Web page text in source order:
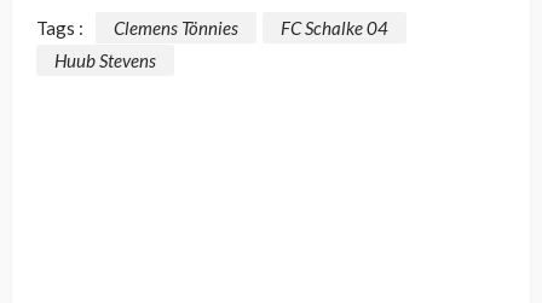
Tags : Clemens Tönnies
FC Schalke 04
Huub Stevens